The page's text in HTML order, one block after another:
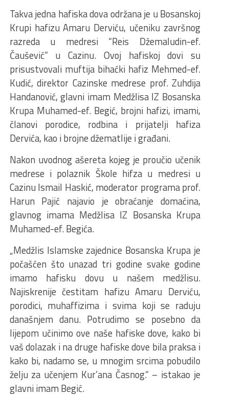
Takva jedna hafiska dova održana je u Bosanskoj
Krupi hafizu Amaru Derviću, učeniku završnog
razreda u medresi “Reis Džemaludin-ef.
Čaušević” u Cazinu. Ovoj hafiskoj dovi su
prisustvovali muftija bihaćki hafiz Mehmed-ef.
Kudić, direktor Cazinske medrese prof. Zuhdija
Handanović, glavni imam Medžlisa IZ Bosanska
Krupa Muhamed-ef. Begić, brojni hafizi, imami,
članovi porodice, rodbina i prijatelji hafiza
Dervića, kao i brojne džematlije i građani.
Nakon uvodnog ašereta kojeg je proučio učenik
medrese i polaznik Škole hifza u medresi u
Cazinu Ismail Haskić, moderator programa prof.
Harun Pajić najavio je obraćanje domaćina,
glavnog imama Medžlisa IZ Bosanska Krupa
Muhamed-ef. Begića.
„Medžlis Islamske zajednice Bosanska Krupa je
počašćen što unazad tri godine svake godine
imamo hafisku dovu u našem medžlisu.
Najiskrenije čestitam hafizu Amaru Derviću,
porodici, muhaffizima i svima koji se raduju
današnjem danu. Potrudimo se posebno da
lijepom učinimo ove naše hafiske dove, kako bi
vaš dolazak i na druge hafiske dove bila praksa i
kako bi, nadamo se, u mnogim srcima pobudilo
želju za učenjem Kur’ana Časnog.“ – istakao je
glavni imam Begić.